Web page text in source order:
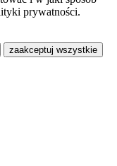
prywatności.
zaakceptuj wszystkie